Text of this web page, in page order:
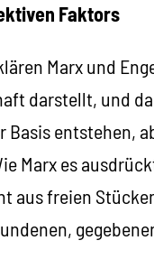
Faktors
Marx und
darstellt, und
Basis entstehen,
Marx es
aus freien